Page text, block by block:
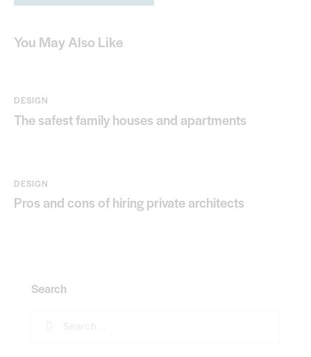
You May Also Like
DESIGN
The safest family houses and apartments
DESIGN
Pros and cons of hiring private architects
Search